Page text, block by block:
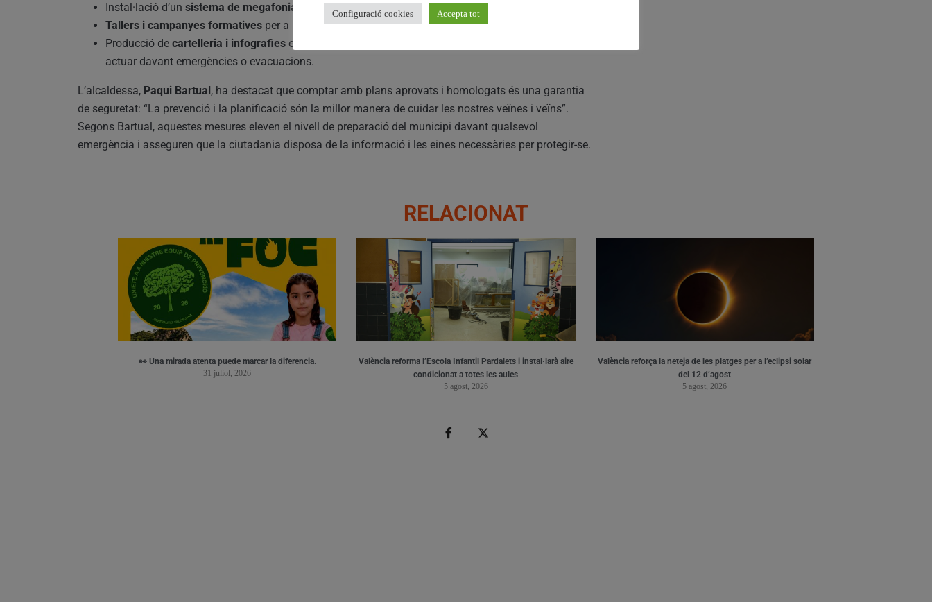
Instal·lació d’un sistema de megafonia
per emetre avisos sonors en cas d’emergència.
Tallers i campanyes formatives per a la ciutadania, la Policia Local i Protecció Civil.
Producció de cartelleria i infografies en edificis municipals amb instruccions clares sobre com
actuar davant emergències o evacuacions.
L’alcaldessa, Paqui Bartual , ha destacat que comptar amb plans aprovats i homologats és una garantia
de seguretat: “La prevenció i la planificació són la millor manera de cuidar les nostres veïnes i veïns”.
Segons Bartual, aquestes mesures eleven el nivell de preparació del municipi davant qualsevol
emergència i asseguren que la ciutadania disposa de la informació i les eines necessàries per protegir-se.
RELACIONAT
👀 Una mirada atenta puede marcar la diferencia.
31 juliol, 2026
València reforma l’Escola Infantil Pardalets i instal·larà aire
condicionat a totes les aules
5 agost, 2026
València reforça la neteja de les platges per a l’eclipsi solar
del 12 d’agost
5 agost, 2026
Configuració cookies Accepta tot